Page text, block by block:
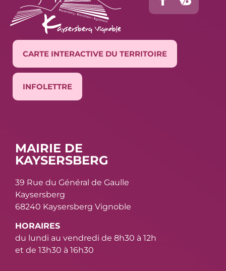
CARTE INTERACTIVE DU TERRITOIRE
INFOLETTRE
MAIRIE DE
KAYSERSBERG
39 Rue du Général de Gaulle
Kaysersberg
68240 Kaysersberg Vignoble
HORAIRES
du lundi au vendredi de 8h30 à 12h
et de 13h30 à 16h30